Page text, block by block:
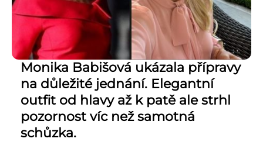
Monika Babišová ukázala přípravy
na důležité jednání. Elegantní
outfit od hlavy až k patě ale strhl
pozornost víc než samotná
schůzka.